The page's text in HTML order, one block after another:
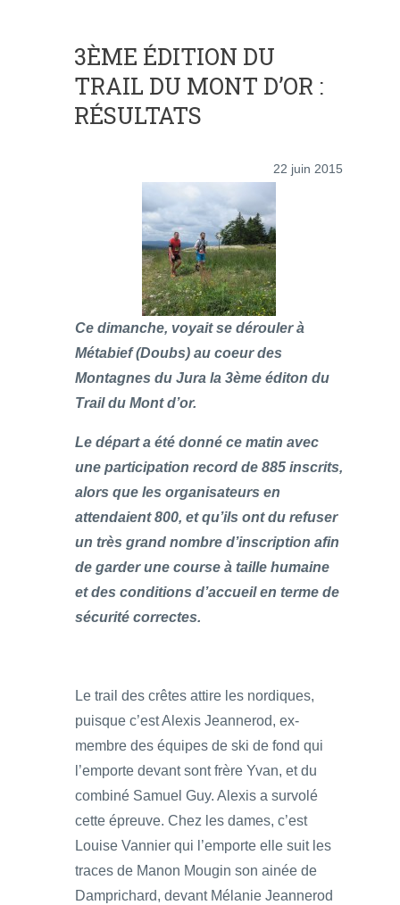
3ÈME ÉDITION DU
TRAIL DU MONT D’OR :
RÉSULTATS
22 juin 2015
Ce dimanche, voyait se dérouler à
Métabief (Doubs) au coeur des
Montagnes du Jura la 3ème éditon du
Trail du Mont d’or.
Le départ a été donné ce matin avec
une participation record de 885 inscrits,
alors que les organisateurs en
attendaient 800, et qu’ils ont du refuser
un très grand nombre d’inscription afin
de garder une course à taille humaine
et des conditions d’accueil en terme de
sécurité correctes.
Le trail des crêtes attire les nordiques,
puisque c’est Alexis Jeannerod, ex-
membre des équipes de ski de fond qui
l’emporte devant sont frère Yvan, et du
combiné Samuel Guy. Alexis a survolé
cette épreuve. Chez les dames, c’est
Louise Vannier qui l’emporte elle suit les
traces de Manon Mougin son ainée de
Damprichard, devant Mélanie Jeannerod